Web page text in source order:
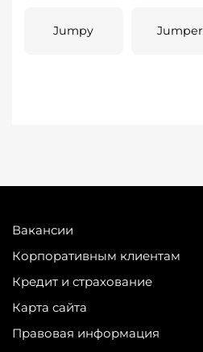
Jumpy Jumper
Вакансии
Корпоративным клиентам
Кредит и страхование
Карта сайта
Правовая информация